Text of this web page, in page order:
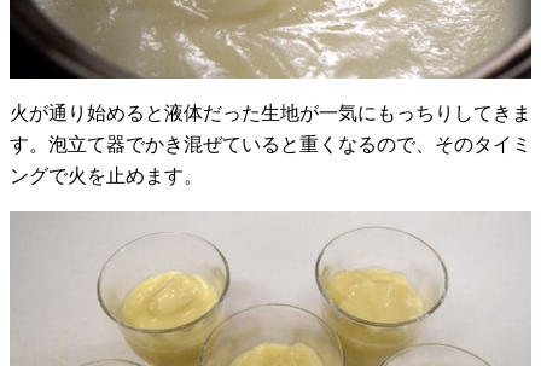
火が通り始めると液体だった生地が一気にもっちりしてきま
す。泡立て器でかき混ぜていると重くなるので、そのタイミ
ングで火を止めます。